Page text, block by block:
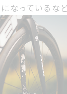
なっているな